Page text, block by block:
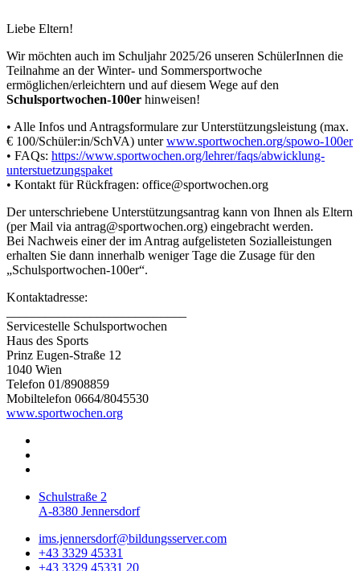
Liebe Eltern!
Wir möchten auch im Schuljahr 2025/26 unseren SchülerInnen die
Teilnahme an der Winter- und Sommersportwoche
ermöglichen/erleichtern und auf diesem Wege auf den
Schulsportwochen-100er hinweisen!
• Alle Infos und Antragsformulare zur Unterstützungsleistung (max.
€ 100/Schüler:in/SchVA) unterwww.sportwochen.org/spowo-100er
• FAQs: https://www.sportwochen.org/lehrer/faqs/abwicklung-
unterstuetzungspaket
• Kontakt für Rückfragen: office@sportwochen.org
Der unterschriebene Unterstützungsantrag kann von Ihnen als Eltern
(per Mail via antrag@sportwochen.org) eingebracht werden.
Bei Nachweis einer der im Antrag aufgelisteten Sozialleistungen
erhalten Sie dann innerhalb weniger Tage die Zusage für den
„Schulsportwochen-100er“.
Kontaktadresse:
Servicestelle Schulsportwochen
Haus des Sports
Prinz Eugen-Straße 12
1040 Wien
Telefon 01/8908859
Mobiltelefon 0664/8045530
www.sportwochen.org
Schulstraße 2
A-8380 Jennersdorf
ims.jennersdorf@bildungsserver.com
+43 3329 45331
+43 3329 45331 20